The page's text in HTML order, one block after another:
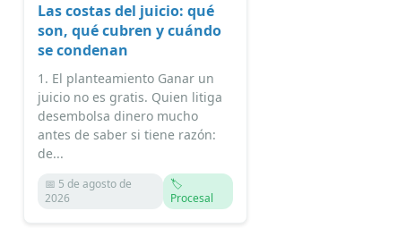
Las costas del juicio: qué
son, qué cubren y cuándo
se condenan
1. El planteamiento Ganar un
juicio no es gratis. Quien litiga
desembolsa dinero mucho
antes de saber si tiene razón:
de...
📅 5 de agosto de
2026
🏷️
Procesal